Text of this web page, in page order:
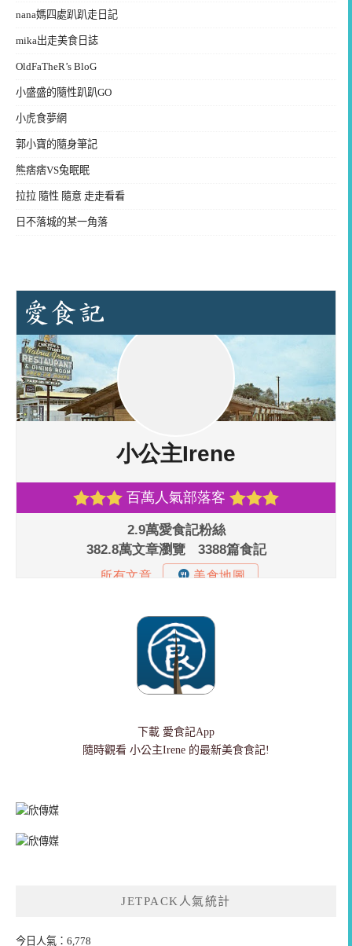
nana媽四處趴趴走日記
mika出走美食日誌
OldFaTheR’s BloG
小盛盛的隨性趴趴GO
小虎食夢網
郭小寶的隨身筆記
熊痞痞VS兔眠眠
拉拉 隨性 隨意 走走看看
日不落城的某一角落
下載 愛食記App
隨時觀看 小公主Irene 的最新美食食記!
JETPACK人氣統計
今日人氣：6,778